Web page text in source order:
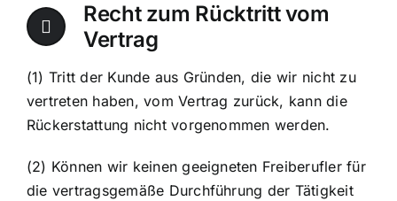
Recht zum Rücktritt vom
Vertrag
(1) Tritt der Kunde aus Gründen, die wir nicht zu
vertreten haben, vom Vertrag zurück, kann die
Rückerstattung nicht vorgenommen werden.
(2) Können wir keinen geeigneten Freiberufler für
die vertragsgemäße Durchführung der Tätigkeit